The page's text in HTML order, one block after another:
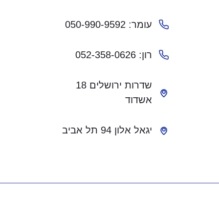
עומר: 050-990-9592
רון: 052-358-0626
שדרות ירושלים 18
אשדוד
יגאל אלון 94 תל אביב